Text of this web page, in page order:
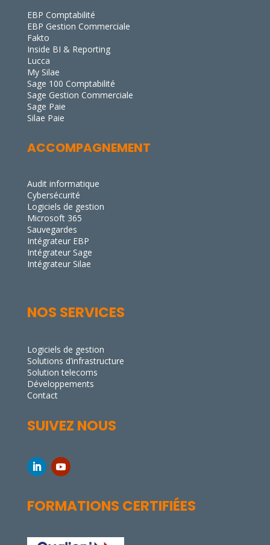
EBP Comptabilité
EBP Gestion Commerciale
Fakto
Inside BI & Reporting
Lucca
My Silae
Sage 100 Comptabilité
Sage Gestion Commerciale
Sage Paie
Silae Paie
ACCOMPAGNEMENT
Audit informatique
Cybersécurité
Logiciels de gestion
Microsoft 365
Sauvegardes
Intégrateur EBP
Intégrateur Sage
Intégrateur Silae
NOS SERVICES
Logiciels de gestion
Solutions d’infrastructure
Solution telecoms
Développements
Contact
SUIVEZ NOUS
FORMATIONS CERTIFIÉES